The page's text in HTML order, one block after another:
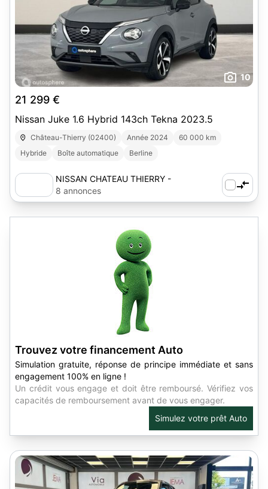
10
21 299 €
Nissan Juke 1.6 Hybrid 143ch Tekna 2023.5
Château-Thierry (02400) Année 2024
60 000 km
Hybride
Boîte automatique Berline
NISSAN CHATEAU THIERRY -
AUTOSPHERE
8 annonces
Trouvez votre financement Auto
Simulation gratuite, réponse de principe immédiate et sans
engagement 100% en ligne !
Un crédit vous engage et doit être remboursé. Vérifiez vos
capacités de remboursement avant de vous engager.
Simulez votre prêt Auto